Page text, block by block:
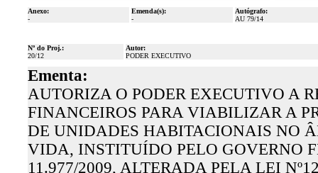
Anexo:
-
Emenda(s):
-
Autógrafo:
AU 79/14
Nº do Proj.:
20/12
Autor:
PODER EXECUTIVO
Ementa:
AUTORIZA O PODER EXECUTIVO A
FINANCEIROS PARA VIABILIZAR A
DE UNIDADES HABITACIONAIS NO
VIDA, INSTITUÍDO PELO GOVERNO
11.977/2009, ALTERADA PELA LEI